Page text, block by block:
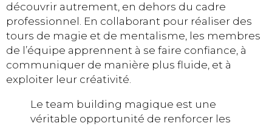
découvrir autrement, en dehors du cadre
professionnel. En collaborant pour réaliser des
tours de magie et de mentalisme, les membres
de l’équipe apprennent à se faire confiance, à
communiquer de manière plus fluide, et à
exploiter leur créativité.
Le team building magique est une
véritable opportunité de renforcer les